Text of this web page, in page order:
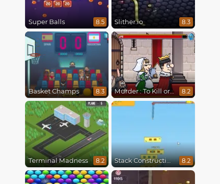
Super Balls 8.5 Slither.io 8.3
Basket Champs 8.3 Murder : To Kill or Not to Kill 8.2
Terminal Madness 8.2 Stack Construction 8.2